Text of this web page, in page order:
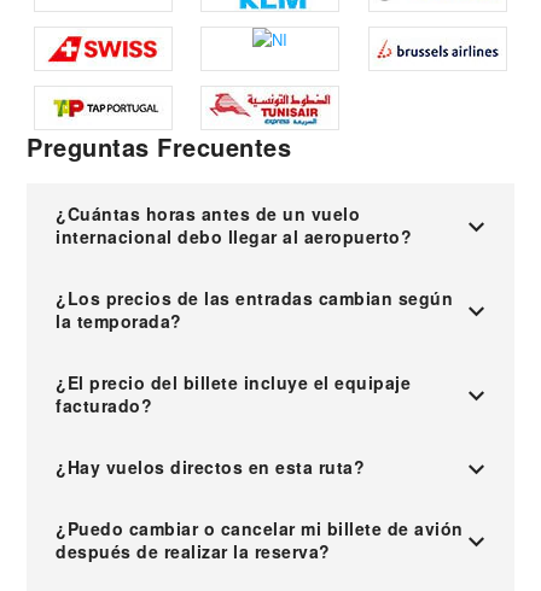
Preguntas Frecuentes
¿Cuántas horas antes de un vuelo
internacional debo llegar al aeropuerto?
¿Los precios de las entradas cambian según
la temporada?
¿El precio del billete incluye el equipaje
facturado?
¿Hay vuelos directos en esta ruta?
¿Puedo cambiar o cancelar mi billete de avión
después de realizar la reserva?